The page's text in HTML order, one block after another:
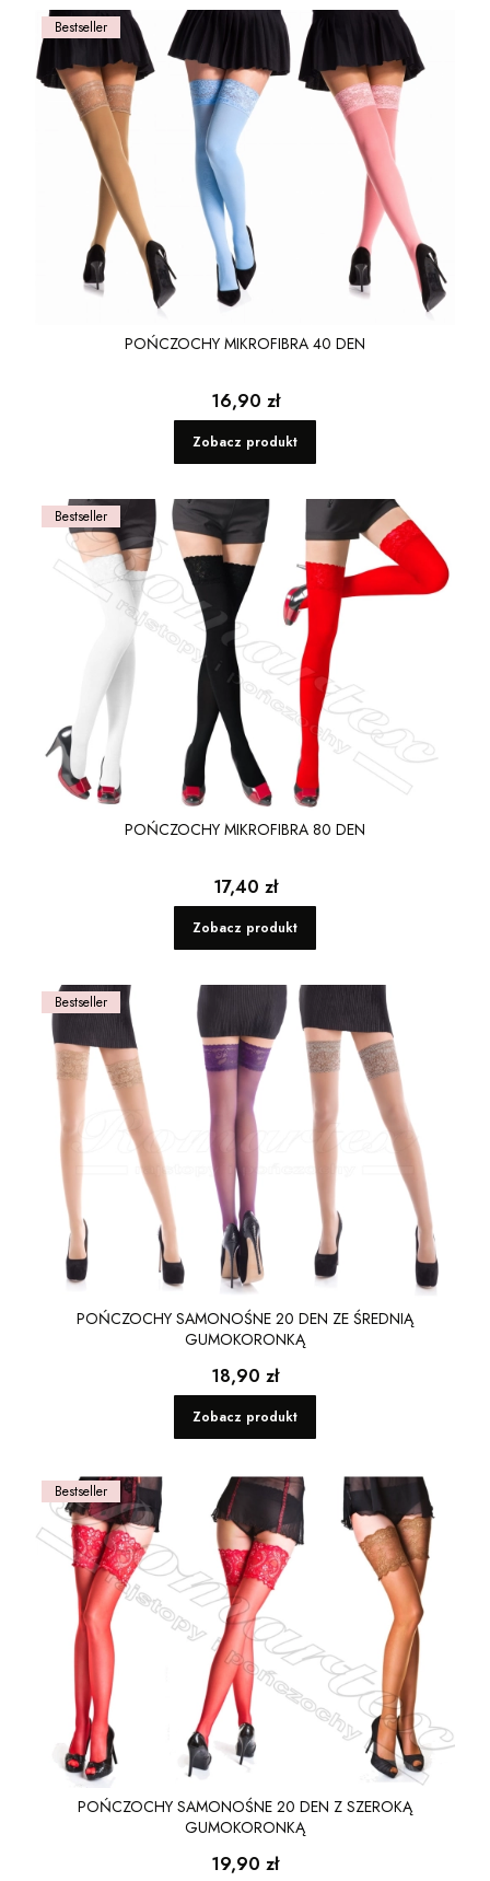
Bestseller
POŃCZOCHY MIKROFIBRA 40 DEN
Cena
16,90 zł
Zobacz produkt
Bestseller
POŃCZOCHY MIKROFIBRA 80 DEN
Cena
17,40 zł
Zobacz produkt
Bestseller
POŃCZOCHY SAMONOŚNE 20 DEN ZE ŚREDNIĄ
GUMOKORONKĄ
Cena
18,90 zł
Zobacz produkt
Bestseller
POŃCZOCHY SAMONOŚNE 20 DEN Z SZEROKĄ
GUMOKORONKĄ
Cena
19,90 zł